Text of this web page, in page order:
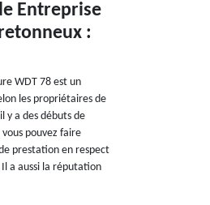
Entreprise
:
WDT 78 est un
les propriétaires de
y a des débuts de
pouvez faire
prestation en respect
a aussi la réputation